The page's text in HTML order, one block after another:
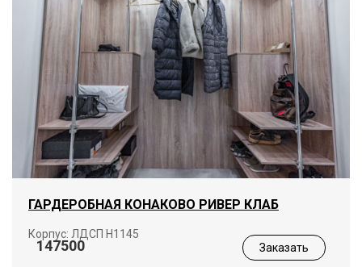
ГАРДЕРОБНАЯ КОНАКОВО РИВЕР КЛАБ
Корпус: ЛДСП Н1145
147500 Заказать